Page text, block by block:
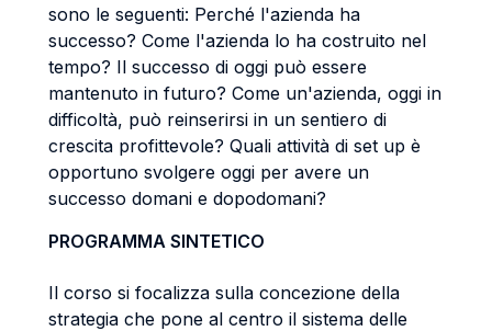
sono le seguenti: Perché l'azienda ha
successo? Come l'azienda lo ha costruito nel
tempo? Il successo di oggi può essere
mantenuto in futuro? Come un'azienda, oggi in
difficoltà, può reinserirsi in un sentiero di
crescita profittevole? Quali attività di set up è
opportuno svolgere oggi per avere un
successo domani e dopodomani?
PROGRAMMA SINTETICO
Il corso si focalizza sulla concezione della
strategia che pone al centro il sistema delle